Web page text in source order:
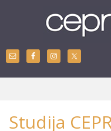
Studija